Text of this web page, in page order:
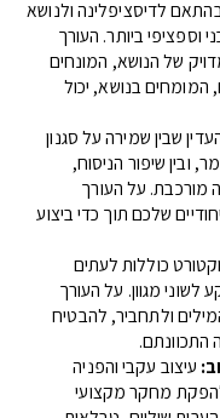
בהתאם לדיסציפלינה ולנושא
וספציפי ביותר. העורך
של הנושא, המונחים
המומחים בנושא, יכול
שבין שמירה על סגנון
ובין שיפור הניסוח,
מורכבת. על העורך
שלכם תוך כדי ביצוע
כוללות לעתים
מגוון. על העורך
ולתחביר, להבטיח
התכוונתם.
עיצוב עקבי והפניה
להפקת מחקר מקצועי